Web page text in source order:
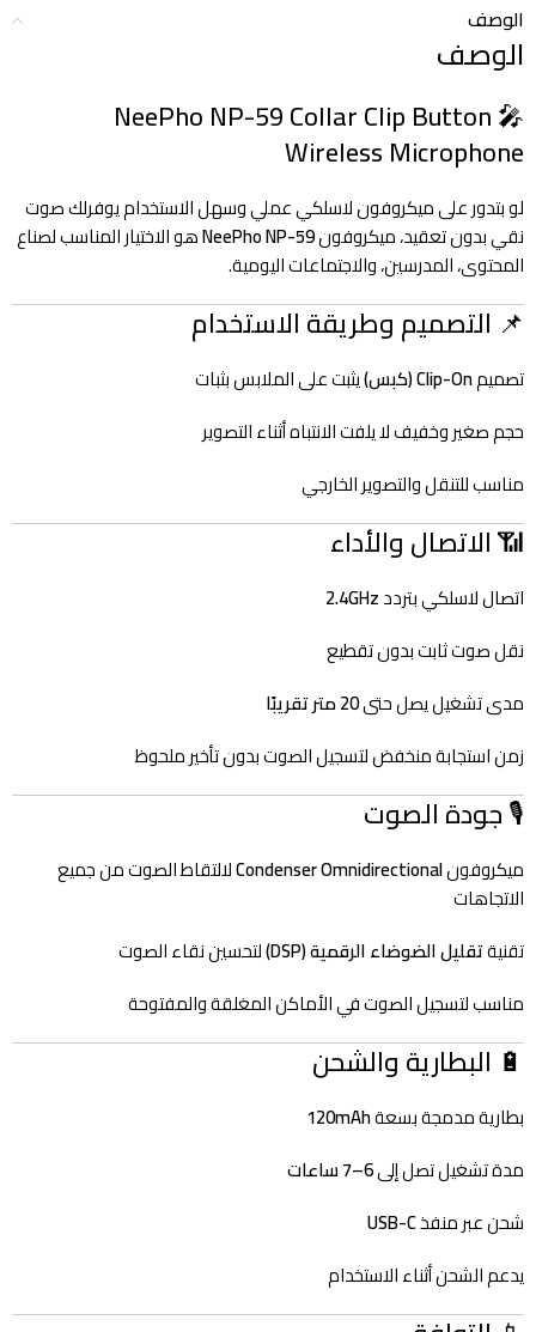
الوصف
الوصف
🎤 NeePho NP-59 Collar Clip Button
Wireless Microphone
لو بتدور على ميكروفون لاسلكي عملي وسهل الاستخدام يوفرلك صوت
نقي بدون تعقيد، ميكروفونNeePho NP-59هو الاختيار المناسب لصناع
المحتوى، المدرسين، والاجتماعات اليومية.
📌 التصميم وطريقة الاستخدام
تصميمClip-On (كبس)
يثبت على الملابس بثبات
حجم صغير وخفيف لا يلفت الانتباه أثناء التصوير
مناسب للتنقل والتصوير الخارجي
📶 الاتصال والأداء
اتصال لاسلكي بتردد2.4GHz
نقل صوت ثابت بدون تقطيع
مدى تشغيل يصل حتى20 متر تقريبًا
زمن استجابة منخفض لتسجيل الصوت بدون تأخير ملحوظ
🎙️ جودة الصوت
ميكروفونCondenser Omnidirectionalلالتقاط الصوت من جميع
الاتجاهات
تقنيةتقليل الضوضاء الرقمية (DSP)
لتحسين نقاء الصوت
مناسب لتسجيل الصوت في الأماكن المغلقة والمفتوحة
🔋 البطارية والشحن
بطارية مدمجة بسعة120mAh
مدة تشغيل تصل إلى6–7 ساعات
شحن عبر منفذUSB-C
يدعم الشحن أثناء الاستخدام